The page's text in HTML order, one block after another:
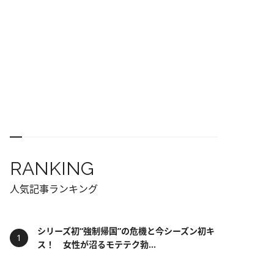
RANKING
人気記事ランキング
シリーズ初“強制帰国”の危機と今シーズン初キ
ス！ 女性が沼るモテテク勃...